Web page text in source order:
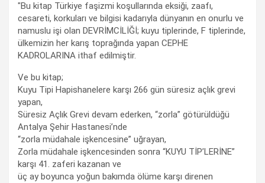
"Bu kitap Türkiye faşizmi koşullarında eksiği, zaafı,
cesareti, korkuları ve bilgisi kadarıyla dünyanın en onurlu ve
namuslu işi olan DEVRİMCİLİĞİ; kuyu tiplerinde, F tiplerinde,
ülkemizin her karış toprağında yapan CEPHE
KADROLARINA ithaf edilmiştir.
Ve bu kitap;
Kuyu Tipi Hapishanelere karşı 266 gün süresiz açlık grevi
yapan,
Süresiz Açlık Grevi devam ederken, “zorla” götürüldüğü
Antalya Şehir Hastanesi’nde
“zorla müdahale işkencesine” uğrayan,
Zorla müdahale işkencesinden sonra “KUYU TİP’LERİNE”
karşı 41. zaferi kazanan ve
üç ay boyunca yoğun bakımda ölüme karşı direnen